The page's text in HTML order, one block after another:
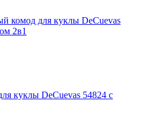
куклы DeCuevas 54824 с